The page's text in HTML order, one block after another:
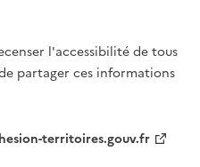
l'accessibilité de tous
partager ces informations
territoires.gouv.fr